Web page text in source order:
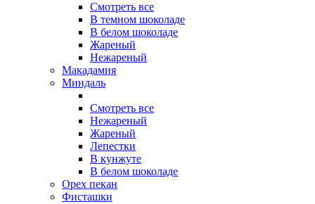
Смотреть все
В темном шоколаде
В белом шоколаде
Жареный
Нежареный
Макадамия
Миндаль
Смотреть все
Нежареный
Жареный
Лепестки
В кунжуте
В белом шоколаде
Орех пекан
Фисташки